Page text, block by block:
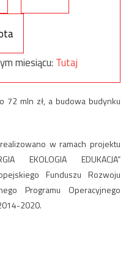
miesiącu: Tutaj
72 mln zł, a budowa budynku
w ramach projektu
EKOLOGIA EDUKACJA”
Funduszu Rozwoju
Programu Operacyjnego
2020.